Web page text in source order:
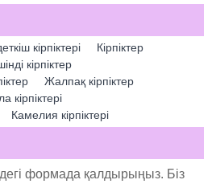
кірпіктері
Кірпіктер
кірпіктер
Жалпақ кірпіктер
кірпіктері
Камелия кірпіктері
формада қалдырыңыз. Біз